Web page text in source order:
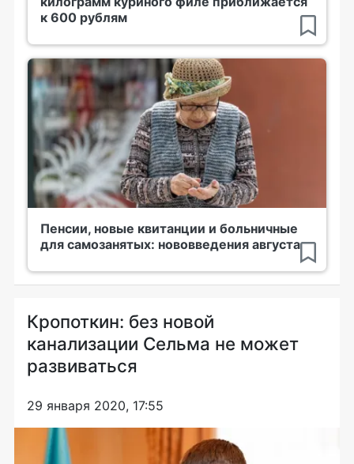
к 600 рублям
Пенсии, новые квитанции и больничные
для самозанятых: нововведения августа
Кропоткин: без новой
канализации Сельма не может
развиваться
29 января 2020, 17:55